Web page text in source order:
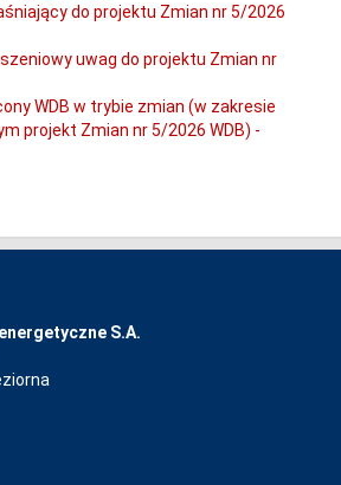
do projektu Zmian nr 5/2026
uwag do projektu Zmian nr
WDB w trybie zmian (w zakresie
projekt Zmian nr 5/2026 WDB) -
S.A.